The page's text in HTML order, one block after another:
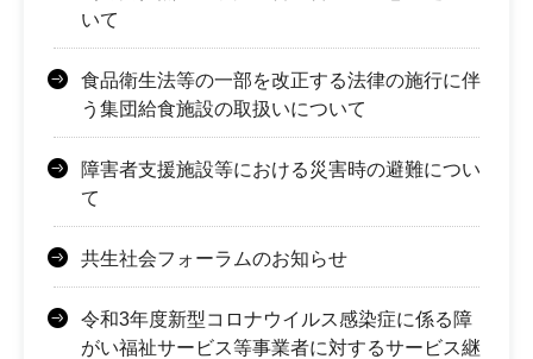
いて
食品衛生法等の一部を改正する法律の施行に伴
う集団給食施設の取扱いについて
障害者支援施設等における災害時の避難につい
て
共生社会フォーラムのお知らせ
令和3年度新型コロナウイルス感染症に係る障
がい福祉サービス等事業者に対するサービス継